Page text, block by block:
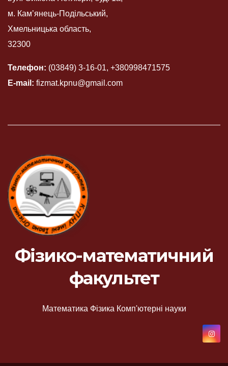
м. Кам’янець-Подільський,
Хмельницька область,
32300
Телефон: (03849) 3-16-01, +380998471575
E-mail: fizmat.kpnu@gmail.com
Фізико-математичний
факультет
Математика Фізика Комп'ютерні науки